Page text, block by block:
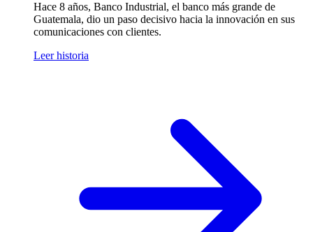
Hace 8 años, Banco Industrial, el banco más grande de
Guatemala, dio un paso decisivo hacia la innovación en sus
comunicaciones con clientes.
Leer historia